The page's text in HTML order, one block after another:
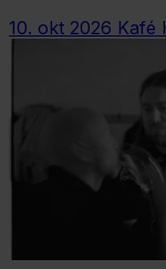
10. okt 2026 Kafé